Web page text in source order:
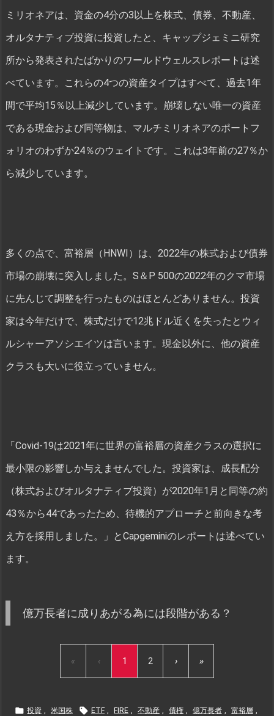
ミリオネアは、資金の4分の3以上を株式、債券、不動産、
オルタナティブ投資に投資したと、キャップジェミニ研究
所から発表されたばかりのワールドウェルスレポートは述
べています。これらの4つの資産タイプはすべて、過去1年
間で平均15％以上減少しています。崩壊しない唯一の資産
である現金および同等物は、マルチミリオネアのポートフ
ォリオのわずか24％のウェイトです。これは3年前の27％か
ら減少しています。
多くの点で、富裕層（HNWI）は、2022年の株式および債券
市場の崩壊に突入しました。S＆P 500の2022年のクマ市場
に先んじて調整を行ったものはほとんどありません。投資
家は今年だけで、株式だけで12兆ドル近くを失ったとウィ
ルシャーアソシエイツは言います。現金以外に、他の資産
クラスも大いに役立っていません。
「Covid-19は2021年に世界の富裕層の資産クラスの選択に
最小限の影響しか与えませんでした。投資家は、成長配分
（株式およびオルタナティブ投資）が2020年1月と同等の約
43％から44であったため、待機的アプローチと前向きな考
え方を採用しました。」とCapgeminiのレポートは述べてい
ます。
億万長者に成りあがる為には段階がある？
« ‹ 1 2 › »
 投資 , 米国株  ETF , FIRE , 不動産 , 債権 , 億万長者 , 富裕層 ,